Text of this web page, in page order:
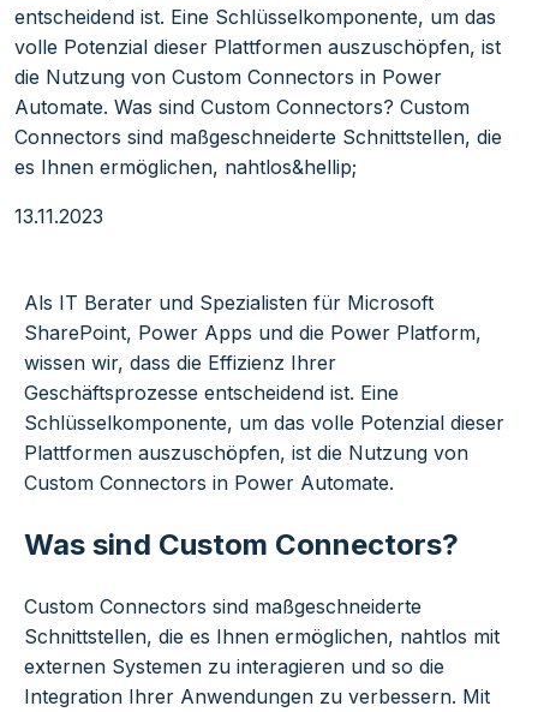
entscheidend ist. Eine Schlüsselkomponente, um das
volle Potenzial dieser Plattformen auszuschöpfen, ist
die Nutzung von Custom Connectors in Power
Automate. Was sind Custom Connectors? Custom
Connectors sind maßgeschneiderte Schnittstellen, die
es Ihnen ermöglichen, nahtlos&hellip;
13.11.2023
Als IT Berater und Spezialisten für Microsoft
SharePoint, Power Apps und die Power Platform,
wissen wir, dass die Effizienz Ihrer
Geschäftsprozesse entscheidend ist. Eine
Schlüsselkomponente, um das volle Potenzial dieser
Plattformen auszuschöpfen, ist die Nutzung von
Custom Connectors in Power Automate.
Was sind Custom Connectors?
Custom Connectors sind maßgeschneiderte
Schnittstellen, die es Ihnen ermöglichen, nahtlos mit
externen Systemen zu interagieren und so die
Integration Ihrer Anwendungen zu verbessern. Mit